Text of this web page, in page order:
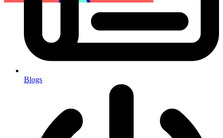
Blogs